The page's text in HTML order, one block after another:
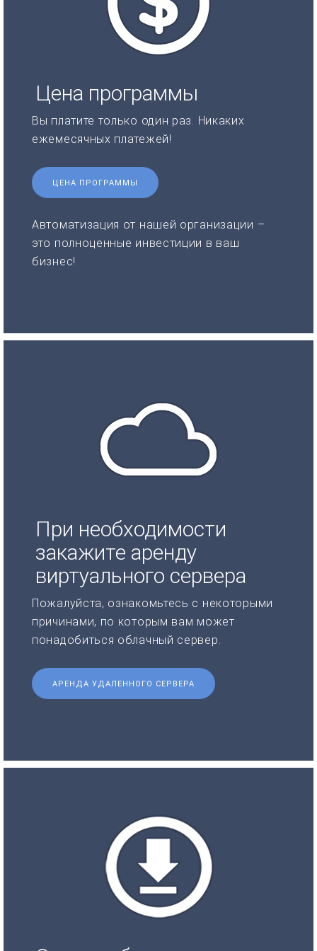
Цена программы
Вы платите только один раз. Никаких
ежемесячных платежей!
ЦЕНА ПРОГРАММЫ
Автоматизация от нашей организации –
это полноценные инвестиции в ваш
бизнес!
При необходимости
закажите аренду
виртуального сервера
Пожалуйста, ознакомьтесь с некоторыми
причинами, по которым вам может
понадобиться облачный сервер.
АРЕНДА УДАЛЕННОГО СЕРВЕРА